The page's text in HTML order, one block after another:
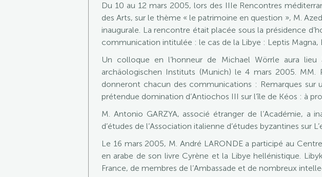
Du 10 au 12 mars 2005, lors des IIIe Rencontres
des Arts, sur le thème « le patrimoine en question », M.
inaugurale. La rencontre était placée sous la présidence
communication intitulée : le cas de la Libye : Leptis Magna,
Un colloque en l’honneur de Michael Wörrle aura
archäologischen Instituts (Munich) le 4 mars 2005. MM.
donneront chacun des communications : Remarques sur
prétendue domination d’Antiochos III sur l’île de Kéos : à
M. Antonio GARZYA, associé étranger de l’Académie, a
d’études de l’Association italienne d’études byzantines
Le 16 mars 2005, M. André LARONDE a participé au
en arabe de son livre Cyrène et la Libye hellénistique.
France, de membres de l’Ambassade et de nombreux